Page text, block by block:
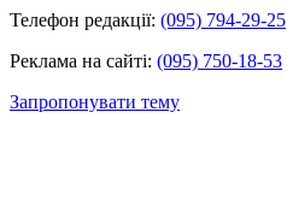
Телефон редакції: (095) 794-29-25
Реклама на сайті: (095) 750-18-53
Запропонувати тему